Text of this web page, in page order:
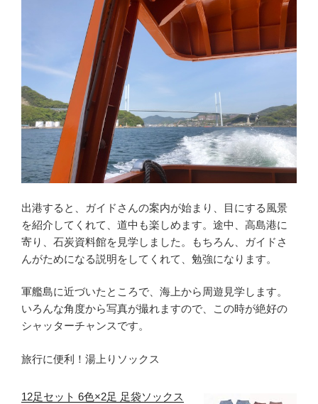
出港すると、ガイドさんの案内が始まり、目にする風景
を紹介してくれて、道中も楽しめます。途中、高島港に
寄り、石炭資料館を見学しました。もちろん、ガイドさ
んがためになる説明をしてくれて、勉強になります。
軍艦島に近づいたところで、海上から周遊見学します。
いろんな角度から写真が撮れますので、この時が絶好の
シャッターチャンスです。
旅行に便利！湯上りソックス
12足セット 6色×2足 足袋ソックス